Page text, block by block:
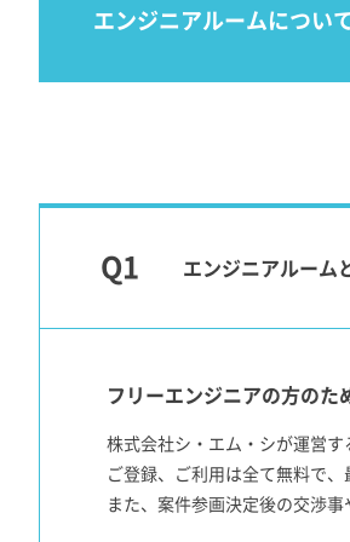
エンジニアルームについ
エンジニアルーム
フリーエンジニアの方のた
株式会社シ・エム・シが運営
ご登録、ご利用は全て無料で、
また、案件参画決定後の交渉事